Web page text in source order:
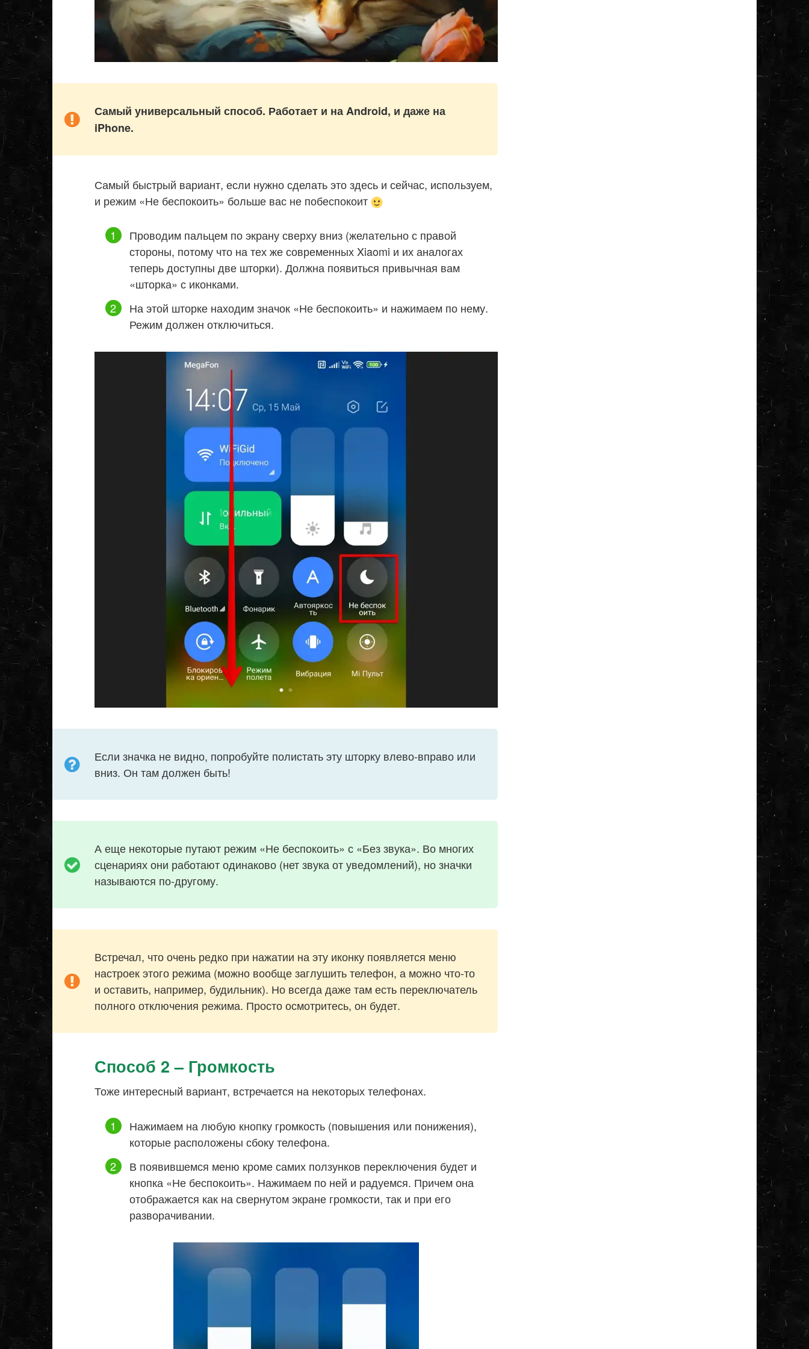
Самый универсальный способ. Работает и наAndroid, и даже на
iPhone.
Самый быстрый вариант, если нужно сделать это здесь и сейчас, используем,
и режим «Не беспокоить» больше вас не побеспокоит
Проводим пальцем по экрану сверху вниз (желательно с правой
стороны, потому что на тех же современных Xiaomi и их аналогах
теперь доступны две шторки). Должна появиться привычная вам
«шторка» с иконками.
На этой шторке находим значок «Не беспокоить» и нажимаем по нему.
Режим должен отключиться.
Если значка не видно, попробуйте полистать эту шторку влево-вправо или
вниз. Он там должен быть!
А еще некоторые путают режим «Не беспокоить» с «Без звука». Во многих
сценариях они работают одинаково (нет звука от уведомлений), но значки
называются по-другому.
Встречал, что очень редко при нажатии на эту иконку появляется меню
настроек этого режима (можно вообще заглушить телефон, а можно что-то
и оставить, например, будильник). Но всегда даже там есть переключатель
полного отключения режима. Просто осмотритесь, он будет.
Способ 2 – Громкость
Тоже интересный вариант, встречается на некоторых телефонах.
Нажимаем на любую кнопку громкость (повышения или понижения),
которые расположены сбоку телефона.
В появившемся меню кроме самих ползунков переключения будет и
кнопка «Не беспокоить». Нажимаем по ней и радуемся. Причем она
отображается как на свернутом экране громкости, так и при его
разворачивании.